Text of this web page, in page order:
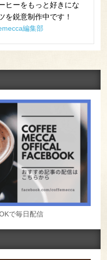
ヒーをもっと好きにな
を鋭意制作中です！
編集部
で毎日配信